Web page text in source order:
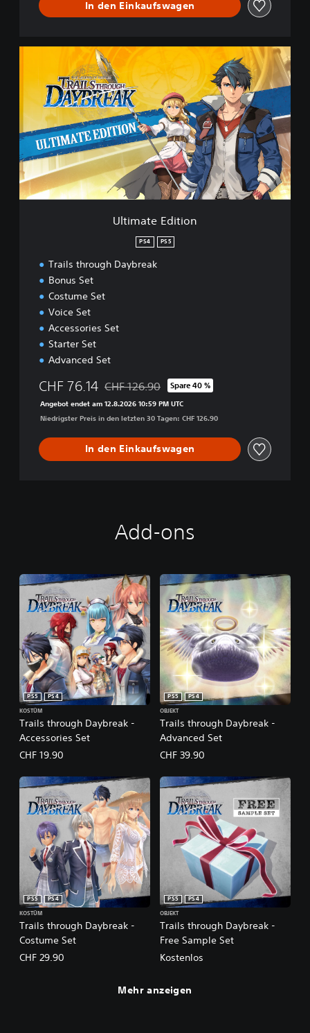
In den Einkaufswagen
a
t
E
d
i
t
Ultimate Edition
PS4 PS5
Trails through Daybreak
Bonus Set
Costume Set
Voice Set
Accessories Set
Starter Set
Advanced Set
CHF 76.14 Preisnachlass gegenüber dem Originalpreis
CHF 126.90 Spare 40 %
Angebot endet am 12.8.2026 10:59 PM UTC
Niedrigster Preis in den letzten 30 Tagen: CHF 126.90
In den Einkaufswagen
Add-ons
Trails through Daybreak -
Accessories Set
PS5
PS4
KOSTÜM
CHF 19.90
Trails through Daybreak -
Advanced Set
PS5
PS4
OBJEKT
CHF 39.90
Trails through Daybreak -
Costume Set
PS5
PS4
KOSTÜM
CHF 29.90
Trails through Daybreak -
Free Sample Set
PS5
PS4
OBJEKT
Kostenlos
Mehr anzeigen